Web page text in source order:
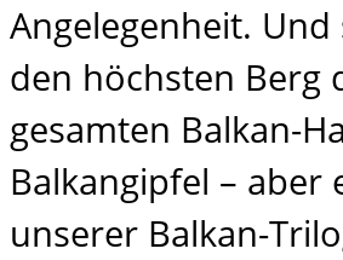
Angelegenheit.
den höchsten Berg
gesamten Balkan-
Balkangipfel –
unserer Balkan-